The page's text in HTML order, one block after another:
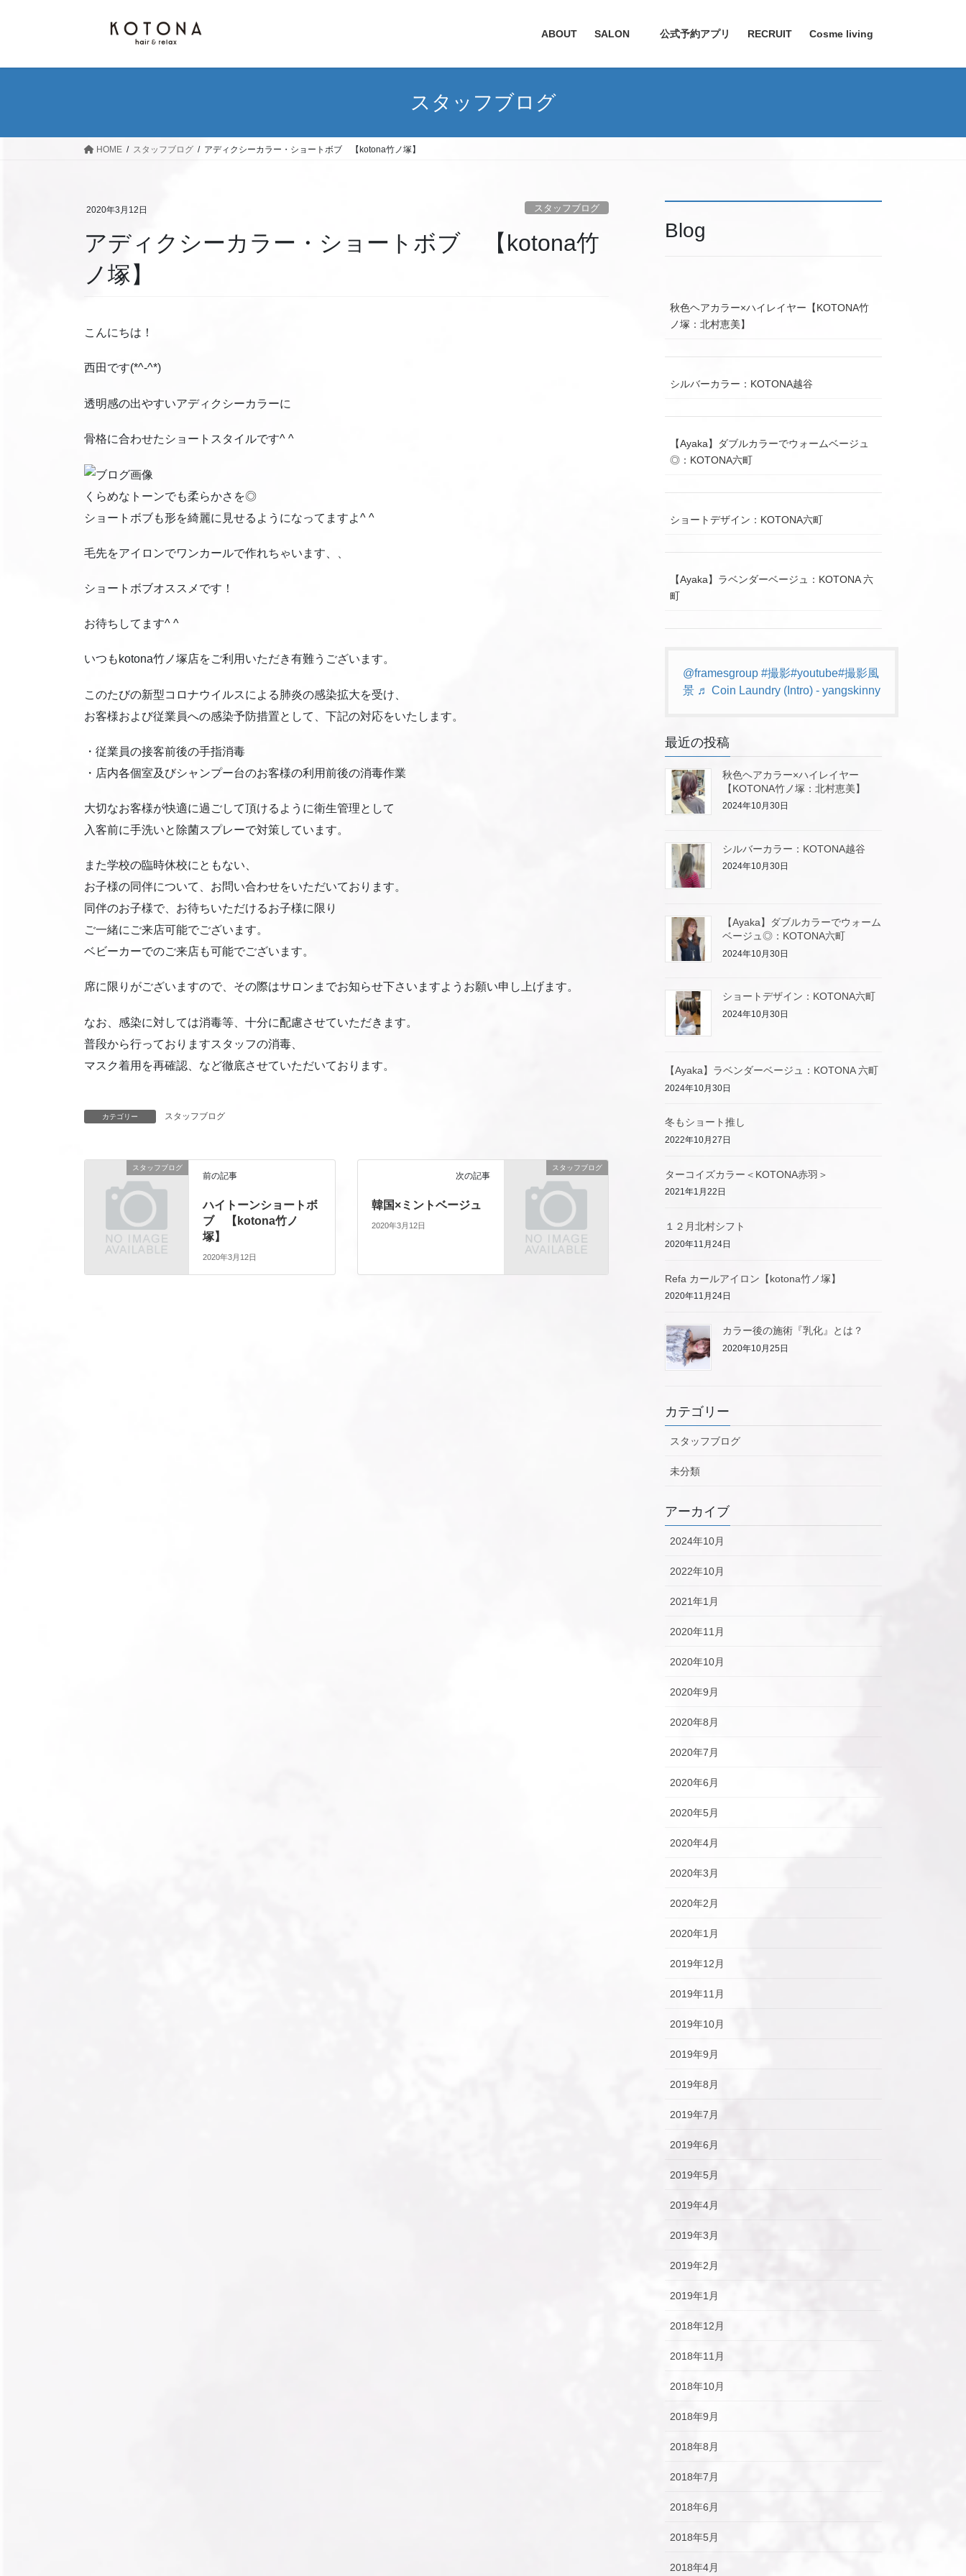
ABOUT SALON 公式予約アプリ RECRUIT Cosme living
スタッフブログ
HOME スタッフブログ アディクシーカラー・ショートボブ 【kotona竹ノ塚】
2020年3月12日 スタッフブログ
アディクシーカラー・ショートボブ 【kotona竹
ノ塚】
こんにちは！
西田です(*^-^*)
透明感の出やすいアディクシーカラーに
骨格に合わせたショートスタイルです^ ^
くらめなトーンでも柔らかさを◎
ショートボブも形を綺麗に見せるようになってますよ^ ^
毛先をアイロンでワンカールで作れちゃいます、、
ショートボブオススメです！
お待ちしてます^ ^
いつもkotona竹ノ塚店をご利用いただき有難うございます。
このたびの新型コロナウイルスによる肺炎の感染拡大を受け、
お客様および従業員への感染予防措置として、下記の対応をいたします。
・従業員の接客前後の手指消毒
・店内各個室及びシャンプー台のお客様の利用前後の消毒作業
大切なお客様が快適に過ごして頂けるように衛生管理として
入客前に手洗いと除菌スプレーで対策しています。
また学校の臨時休校にともない、
お子様の同伴について、お問い合わせをいただいております。
同伴のお子様で、お待ちいただけるお子様に限り
ご一緒にご来店可能でございます。
ベビーカーでのご来店も可能でございます。
席に限りがございますので、その際はサロンまでお知らせ下さいますようお願い申し上げます。
なお、感染に対しては消毒等、十分に配慮させていただきます。
普段から行っておりますスタッフの消毒、
マスク着用を再確認、など徹底させていただいております。
カテゴリー スタッフブログ
スタッフブログ
前の記事
ハイトーンショートボ
ブ 【kotona竹ノ
塚】
2020年3月12日
スタッフブログ
次の記事
韓国×ミントベージュ
2020年3月12日
Blog
秋色ヘアカラー×ハイレイヤー【KOTONA竹
ノ塚：北村恵美】
シルバーカラー：KOTONA越谷
【Ayaka】ダブルカラーでウォームベージュ
◎：KOTONA六町
ショートデザイン：KOTONA六町
【Ayaka】ラベンダーベージュ：KOTONA 六
町
@framesgroup #撮影#youtube#撮影風
景 ♬ Coin Laundry (Intro) - yangskinny
最近の投稿
秋色ヘアカラー×ハイレイヤー
【KOTONA竹ノ塚：北村恵美】
2024年10月30日
シルバーカラー：KOTONA越谷
2024年10月30日
【Ayaka】ダブルカラーでウォーム
ベージュ◎：KOTONA六町
2024年10月30日
ショートデザイン：KOTONA六町
2024年10月30日
【Ayaka】ラベンダーベージュ：KOTONA 六町
2024年10月30日
冬もショート推し
2022年10月27日
ターコイズカラー＜KOTONA赤羽＞
2021年1月22日
１２月北村シフト
2020年11月24日
Refa カールアイロン【kotona竹ノ塚】
2020年11月24日
カラー後の施術『乳化』とは？
2020年10月25日
カテゴリー
スタッフブログ
未分類
アーカイブ
2024年10月
2022年10月
2021年1月
2020年11月
2020年10月
2020年9月
2020年8月
2020年7月
2020年6月
2020年5月
2020年4月
2020年3月
2020年2月
2020年1月
2019年12月
2019年11月
2019年10月
2019年9月
2019年8月
2019年7月
2019年6月
2019年5月
2019年4月
2019年3月
2019年2月
2019年1月
2018年12月
2018年11月
2018年10月
2018年9月
2018年8月
2018年7月
2018年6月
2018年5月
2018年4月